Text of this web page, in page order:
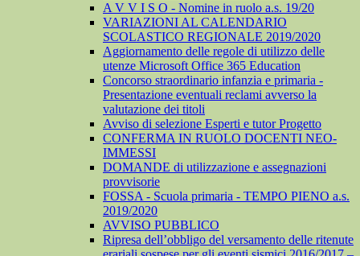
A V V I S O - Nomine in ruolo a.s. 19/20
VARIAZIONI AL CALENDARIO
SCOLASTICO REGIONALE 2019/2020
Aggiornamento delle regole di utilizzo delle
utenze Microsoft Office 365 Education
Concorso straordinario infanzia e primaria -
Presentazione eventuali reclami avverso la
valutazione dei titoli
Avviso di selezione Esperti e tutor Progetto
CONFERMA IN RUOLO DOCENTI NEO-
IMMESSI
DOMANDE di utilizzazione e assegnazioni
provvisorie
FOSSA - Scuola primaria - TEMPO PIENO a.s.
2019/2020
AVVISO PUBBLICO
Ripresa dell’obbligo del versamento delle ritenute